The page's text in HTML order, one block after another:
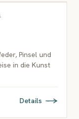
Pinsel und
in die Kunst
Details